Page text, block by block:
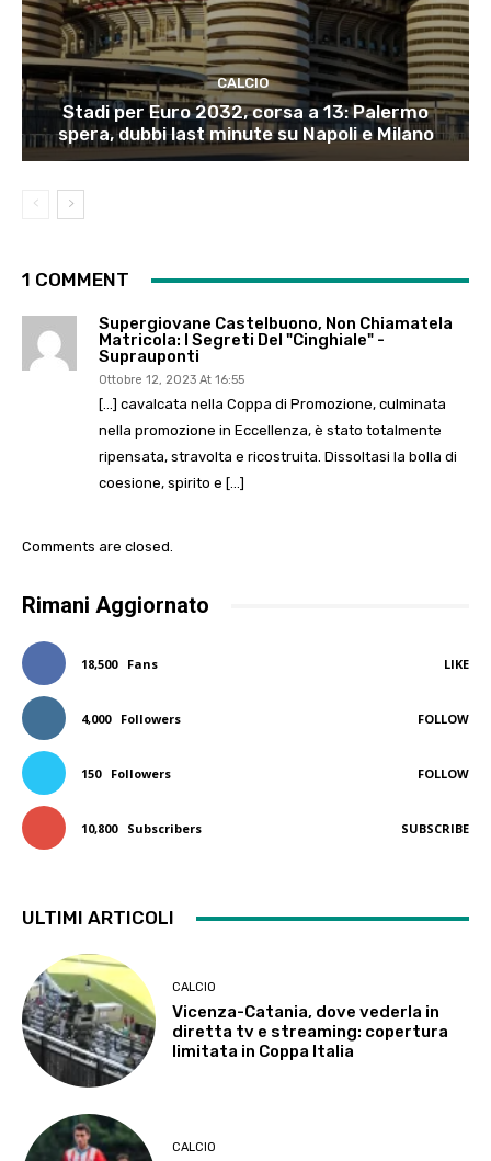
CALCIO
Stadi per Euro 2032, corsa a 13: Palermo
spera, dubbi last minute su Napoli e Milano
1 COMMENT
Supergiovane Castelbuono, Non Chiamatela
Matricola: I Segreti Del "cinghiale" -
Suprauponti
Ottobre 12, 2023 At 16:55
[…] cavalcata nella Coppa di Promozione, culminata
nella promozione in Eccellenza, è stato totalmente
ripensata, stravolta e ricostruita. Dissoltasi la bolla di
coesione, spirito e […]
Comments are closed.
Rimani Aggiornato
18,500 Fans LIKE
4,000 Followers FOLLOW
150 Followers FOLLOW
10,800 Subscribers SUBSCRIBE
ULTIMI ARTICOLI
CALCIO
Vicenza-Catania, dove vederla in
diretta tv e streaming: copertura
limitata in Coppa Italia
CALCIO